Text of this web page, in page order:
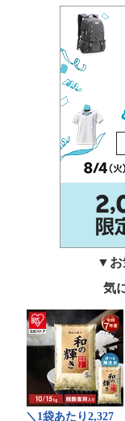
▼お
気